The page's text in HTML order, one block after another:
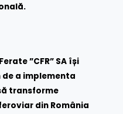
”CFR” SA își
a implementa
transforme
din România